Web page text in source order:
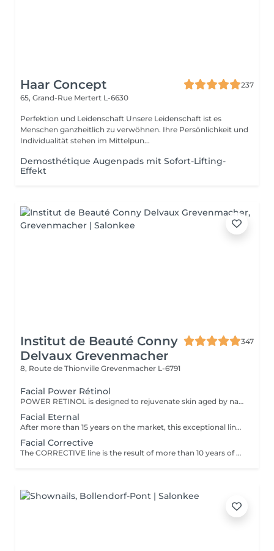
Haar Concept
237
65, Grand-Rue Mertert L-6630
Perfektion und Leidenschaft Unsere Leidenschaft ist es
Menschen ganzheitlich zu verwöhnen. Ihre Persönlichkeit und
Individualität stehen im Mittelpun...
Demosthétique Augenpads mit Sofort-Lifting-
Effekt
Institut de Beauté Conny
Delvaux Grevenmacher
347
8, Route de Thionville Grevenmacher L-6791
Facial Power Rétinol
POWER RETINOL is designed to rejuvenate skin aged by natural causes or by the sun (photoageing).
Facial Eternal
After more than 15 years on the market, this exceptional line has been further developed. ETERNAL stimulates regeneration in every layer of the skin and reverses the cellular ageing process known as senescence. The result: rejuvenated and regenerated skin for lasting beauty!
Facial Corrective
The CORRECTIVE line is the result of more than 10 years of experience: a cosmetic treatment that quickly and effectively reduces deep wrinkles and facial lines. This innovative product combines 3 mechanisms of action: peeling - filling - decontracting - in a single treatment and has a strong smoothing effect, even on deep wrinkles. The result is that wrinkles gradually disappear naturally from the first treatment!